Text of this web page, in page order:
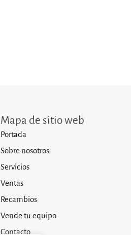
Mapa de sitio web
Portada
Sobre nosotros
Servicios
Ventas
Recambios
Vende tu equipo
Contacto